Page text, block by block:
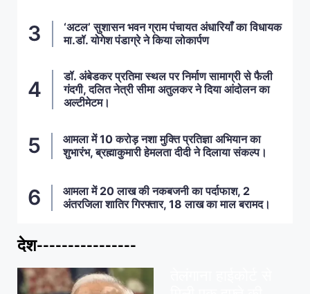
‘अटल’ सुशासन भवन ग्राम पंचायत अंधारियाँ का विधायक
मा.डॉ. योगेश पंडाग्रे ने किया लोकार्पण
डॉ. अंबेडकर प्रतिमा स्थल पर निर्माण सामाग्री से फैली
गंदगी, दलित नेत्री सीमा अतुलकर ने दिया आंदोलन का
अल्टीमेटम।
आमला में 10 करोड़ नशा मुक्ति प्रतिज्ञा अभियान का
शुभारंभ, ब्रह्माकुमारी हेमलता दीदी ने दिलाया संकल्प।
आमला में 20 लाख की नकबजनी का पर्दाफाश, 2
अंतरजिला शातिर गिरफ्तार, 18 लाख का माल बरामद।
देश----------------